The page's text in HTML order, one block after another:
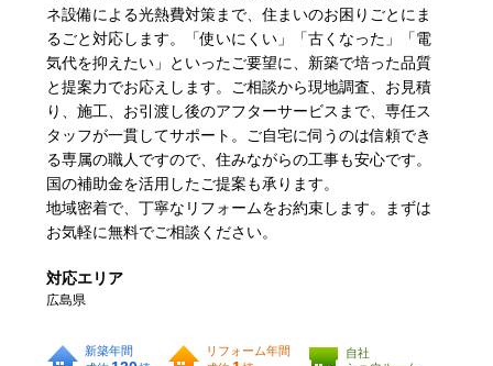
ネ設備による光熱費対策まで、住まいのお困りごとにま
るごと対応します。「使いにくい」「古くなった」「電
気代を抑えたい」といったご要望に、新築で培った品質
と提案力でお応えします。ご相談から現地調査、お見積
り、施工、お引渡し後のアフターサービスまで、専任ス
タッフが一貫してサポート。ご自宅に伺うのは信頼でき
る専属の職人ですので、住みながらの工事も安心です。
国の補助金を活用したご提案も承ります。
地域密着で、丁寧なリフォームをお約束します。まずは
お気軽に無料でご相談ください。
対応エリア
広島県
新築年間
リフォーム年間
自社